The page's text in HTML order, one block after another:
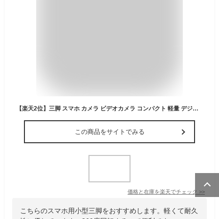
【楽天2位】三脚 スマホ カメラ ビデオカメラ コンパクト 軽量 デジカメ スマホ用三脚 スマホ三脚 三脚おすすめ 初心者 小型 収納袋付き スマホホルダー付き ミニ三脚 3段階伸縮 360回転 雲台付き 安い iphone 130cm 1/4ネジ 水準器 コンパクト収納 お花見 集合写真 多機能
この商品をサイトでみる
価格と在庫を楽天でチェック >>
こちらのスマホ用小型三脚をおすすめします。軽くて耐久